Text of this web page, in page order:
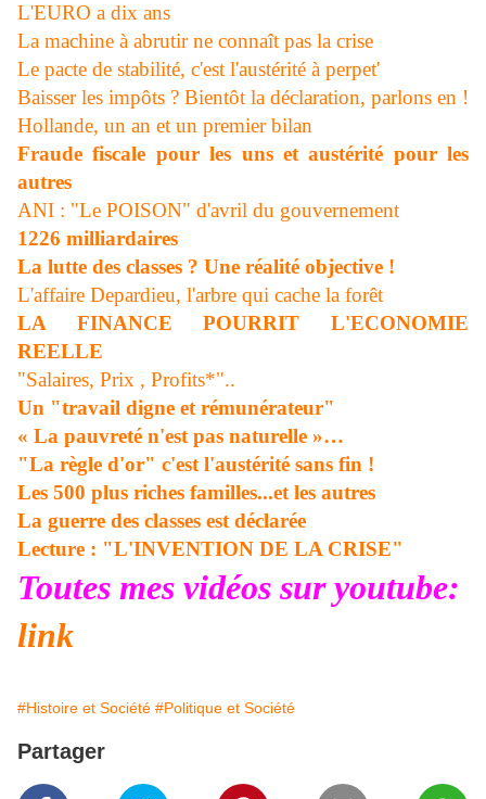
L'EURO a dix ans
La machine à abrutir ne connaît pas la crise
Le pacte de stabilité, c'est l'austérité à perpet'
Baisser les impôts ? Bientôt la déclaration, parlons en !
Hollande, un an et un premier bilan
Fraude fiscale pour les uns et austérité pour les
autres
ANI : "Le POISON" d'avril du gouvernement
1226 milliardaires
La lutte des classes ? Une réalité objective !
L'affaire Depardieu, l'arbre qui cache la forêt
LA FINANCE POURRIT L'ECONOMIE
REELLE
"Salaires, Prix , Profits*"..
Un "travail digne et rémunérateur"
« La pauvreté n'est pas naturelle »…
"La règle d'or" c'est l'austérité sans fin !
Les 500 plus riches familles...et les autres
La guerre des classes est déclarée
Lecture : "L'INVENTION DE LA CRISE"
Toutes mes vidéos sur youtube:
link
#Histoire et Société #Politique et Société
Partager